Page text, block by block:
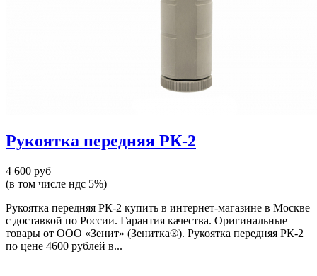
Рукоятка передняя РК-2
4 600 руб
(в том числе ндс 5%)
Рукоятка передняя РК-2 купить в интернет-магазине в Москве
с доставкой по России. Гарантия качества. Оригинальные
товары от ООО «Зенит» (Зенитка®). Рукоятка передняя РК-2
по цене 4600 рублей в...